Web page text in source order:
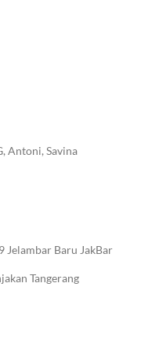
Antoni, Savina
Jelambar Baru JakBar
Tangerang